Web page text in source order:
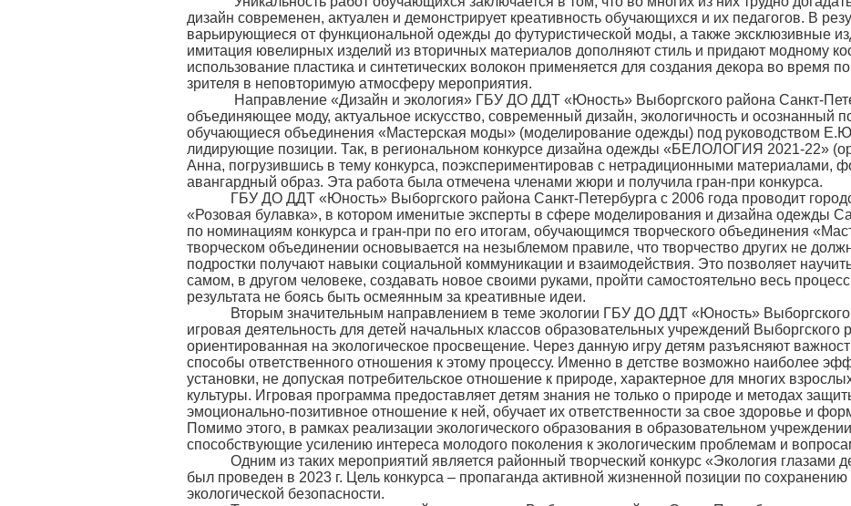
дизайн современен, актуален и демонстрирует креативность обучающихся и их педагогов. В
варьирующиеся от функциональной одежды до футуристической моды, а также эксклюзивные
имитация ювелирных изделий из вторичных материалов дополняют стиль и придают модному
использование пластика и синтетических волокон применяется для создания декора во время
зрителя в неповторимую атмосферу мероприятия.
Направление «Дизайн и экология» ГБУ ДО ДДТ «Юность» Выборгского района Санкт-
объединяющее моду, актуальное искусство, современный дизайн, экологичность и осознанный
обучающиеся объединения «Мастерская моды» (моделирование одежды) под руководством
лидирующие позиции. Так, в региональном конкурсе дизайна одежды «БЕЛОЛОГИЯ 2021-22»
Анна, погрузившись в тему конкурса, поэкспериментировав с нетрадиционными материалами,
авангардный образ. Эта работа была отмечена членами жюри и получила гран-при конкурса.
ГБУ ДО ДДТ «Юность» Выборгского района Санкт-Петербурга с 2006 года проводит
«Розовая булавка», в котором именитые эксперты в сфере моделирования и дизайна одежды
по номинациям конкурса и гран-при по его итогам, обучающимся творческого объединения
творческом объединении основывается на незыблемом правиле, что творчество других не
подростки получают навыки социальной коммуникации и взаимодействия. Это позволяет
самом, в другом человеке, создавать новое своими руками, пройти самостоятельно весь
результата не боясь быть осмеянным за креативные идеи.
Вторым значительным направлением в теме экологии ГБУ ДО ДДТ «Юность» Выборгского
игровая деятельность для детей начальных классов образовательных учреждений
ориентированная на экологическое просвещение. Через данную игру детям разъясняют
способы ответственного отношения к этому процессу. Именно в детстве возможно наиболее
установки, не допуская потребительское отношение к природе, характерное для многих
культуры. Игровая программа предоставляет детям знания не только о природе и методах
эмоционально-позитивное отношение к ней, обучает их ответственности за свое здоровье и
Помимо этого, в рамках реализации экологического образования в образовательном
способствующие усилению интереса молодого поколения к экологическим проблемам и
Одним из таких мероприятий является районный творческий конкурс «Экология глазами
был проведен в 2023 г. Цель конкурса – пропаганда активной жизненной позиции по
экологической безопасности.